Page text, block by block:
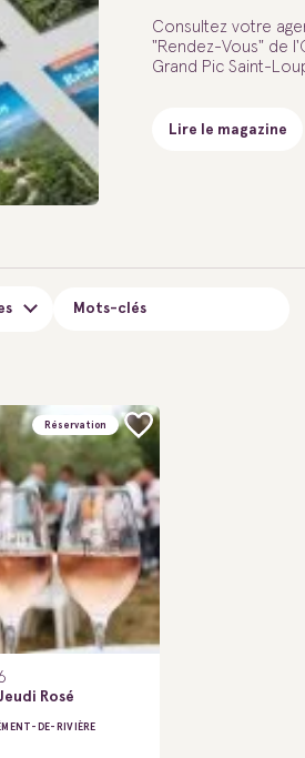
Consultez votre
"Rendez-Vous" de
Grand Pic Saint-
Lire le magazine
Rosé
DE-RIVIÈRE
Réservation